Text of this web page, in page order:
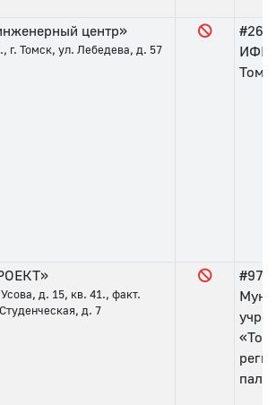
центр»
г. Томск, ул. Лебедева, д. 57
#26
д. 15, кв. 41., факт.
д. 7
#97